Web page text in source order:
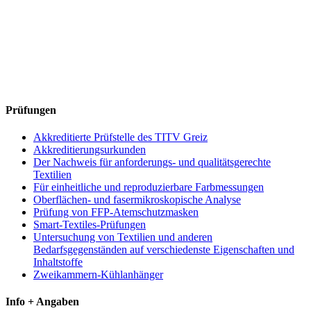
Prüfungen
Akkreditierte Prüfstelle des TITV Greiz
Akkreditierungsurkunden
Der Nachweis für anforderungs- und qualitätsgerechte
Textilien
Für einheitliche und reproduzierbare Farbmessungen
Oberflächen- und fasermikroskopische Analyse
Prüfung von FFP-Atemschutzmasken
Smart-Textiles-Prüfungen
Untersuchung von Textilien und anderen
Bedarfsgegenständen auf verschiedenste Eigenschaften und
Inhaltstoffe
Zweikammern-Kühlanhänger
Info + Angaben